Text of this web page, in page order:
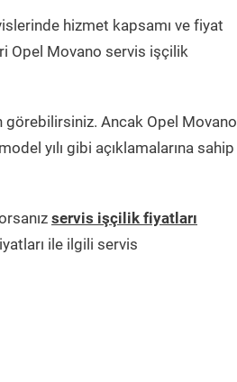
hizmet kapsamı ve fiyat
Opel Movano servis işçilik
görebilirsiniz. Ancak Opel Movano
yılı gibi açıklamalarına sahip
servis işçilik fiyatları
ile ilgili servis